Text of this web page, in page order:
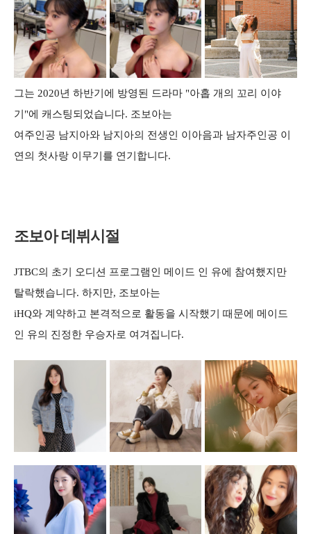
그는 2020년 하반기에 방영된 드라마 "아홉 개의 꼬리 이야
기"에 캐스팅되었습니다. 조보아는
여주인공 남지아와 남지아의 전생인 이아음과 남자주인공 이
연의 첫사랑 이무기를 연기합니다.
조보아 데뷔시절
JTBC의 초기 오디션 프로그램인 메이드 인 유에 참여했지만
탈락했습니다. 하지만, 조보아는
iHQ와 계약하고 본격적으로 활동을 시작했기 때문에 메이드
인 유의 진정한 우승자로 여겨집니다.